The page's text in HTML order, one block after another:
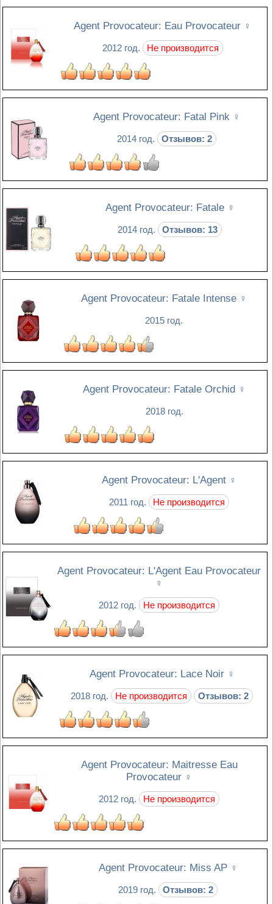
Agent Provocateur: Eau Provocateur ♀
2012 год. Не производится
Agent Provocateur: Fatal Pink ♀
2014 год. Отзывов: 2
Agent Provocateur: Fatale ♀
2014 год. Отзывов: 13
Agent Provocateur: Fatale Intense ♀
2015 год.
Agent Provocateur: Fatale Orchid ♀
2018 год.
Agent Provocateur: L'Agent ♀
2011 год. Не производится
Agent Provocateur: L'Agent Eau Provocateur
♀
2012 год. Не производится
Agent Provocateur: Lace Noir ♀
2018 год. Не производится Отзывов: 2
Agent Provocateur: Maitresse Eau
Provocateur ♀
2012 год. Не производится
Agent Provocateur: Miss AP ♀
2019 год. Отзывов: 2